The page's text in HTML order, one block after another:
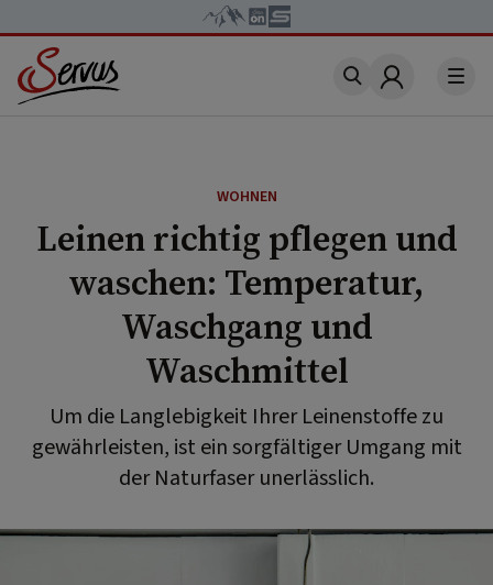
Account
WOHNEN
Leinen richtig pflegen und
waschen: Temperatur,
Waschgang und
Waschmittel
Um die Langlebigkeit Ihrer Leinenstoffe zu
gewährleisten, ist ein sorgfältiger Umgang mit
der Naturfaser unerlässlich.